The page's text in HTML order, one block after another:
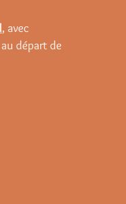
, avec
départ de